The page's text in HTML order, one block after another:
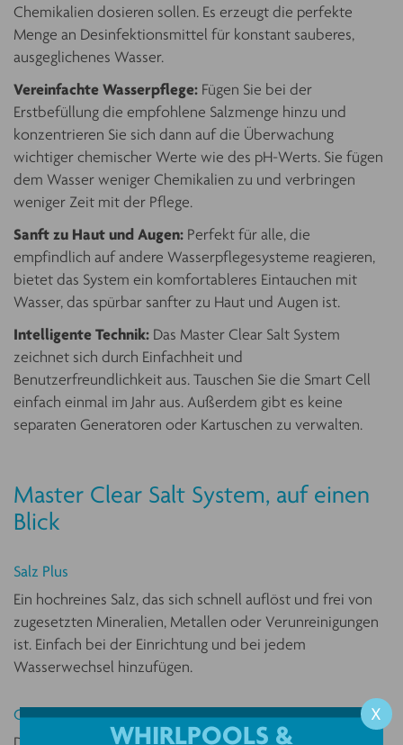
X
WHIRLPOOLS &
Chemikalien dosieren sollen. Es erzeugt die perfekte
Menge an Desinfektionsmittel für konstant sauberes,
ausgeglichenes Wasser.
Vereinfachte Wasserpflege: Fügen Sie bei der
Erstbefüllung die empfohlene Salzmenge hinzu und
konzentrieren Sie sich dann auf die Überwachung
wichtiger chemischer Werte wie des pH-Werts. Sie fügen
dem Wasser weniger Chemikalien zu und verbringen
weniger Zeit mit der Pflege.
Sanft zu Haut und Augen: Perfekt für alle, die
empfindlich auf andere Wasserpflegesysteme reagieren,
bietet das System ein komfortableres Eintauchen mit
Wasser, das spürbar sanfter zu Haut und Augen ist.
Intelligente Technik: Das Master Clear Salt System
zeichnet sich durch Einfachheit und
Benutzerfreundlichkeit aus. Tauschen Sie die Smart Cell
einfach einmal im Jahr aus. Außerdem gibt es keine
separaten Generatoren oder Kartuschen zu verwalten.
Master Clear Salt System, auf einen
Blick
Salz Plus
Ein hochreines Salz, das sich schnell auflöst und frei von
zugesetzten Mineralien, Metallen oder Verunreinigungen
ist. Einfach bei der Einrichtung und bei jedem
Wasserwechsel hinzufügen.
Controller